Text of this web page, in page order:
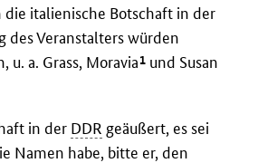
italienische Botschaft in der
des Veranstalters würden
a. Grass, Moravia1 und Susan
in der DDR geäußert, es sei
Namen habe, bitte er, den